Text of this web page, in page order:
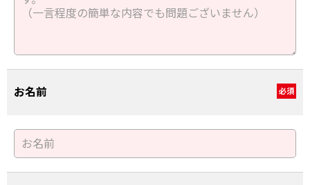
お名前 必須